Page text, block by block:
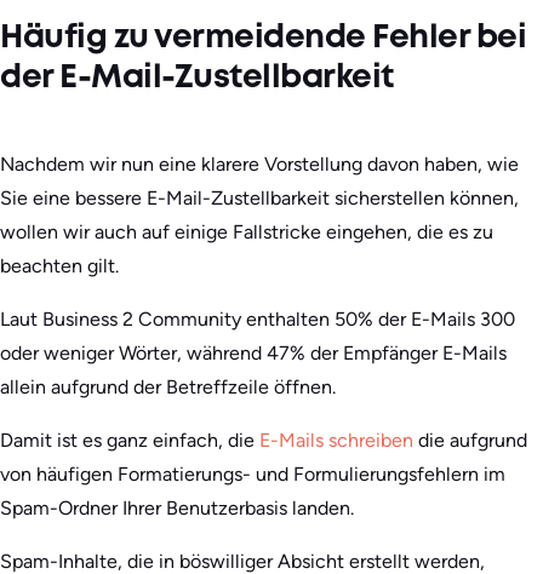
Häufig zu vermeidende Fehler bei
der E-Mail-Zustellbarkeit
Nachdem wir nun eine klarere Vorstellung davon haben, wie
Sie eine bessere E-Mail-Zustellbarkeit sicherstellen können,
wollen wir auch auf einige Fallstricke eingehen, die es zu
beachten gilt.
Laut Business 2 Community enthalten 50% der E-Mails 300
oder weniger Wörter, während 47% der Empfänger E-Mails
allein aufgrund der Betreffzeile öffnen.
Damit ist es ganz einfach, die E-Mails schreiben die aufgrund
von häufigen Formatierungs- und Formulierungsfehlern im
Spam-Ordner Ihrer Benutzerbasis landen.
Spam-Inhalte, die in böswilliger Absicht erstellt werden,